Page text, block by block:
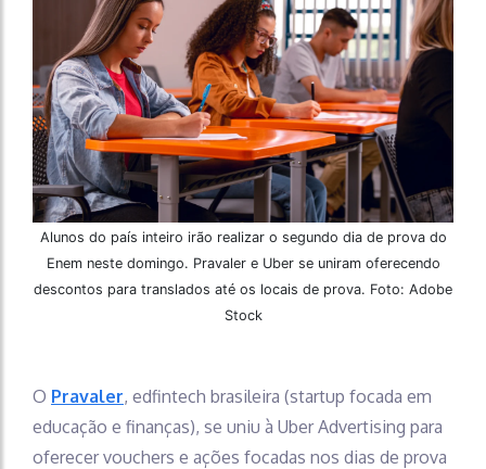
Alunos do país inteiro irão realizar o segundo dia de prova do
Enem neste domingo. Pravaler e Uber se uniram oferecendo
descontos para translados até os locais de prova. Foto: Adobe
Stock
O Pravaler, edfintech brasileira (startup focada em
educação e finanças), se uniu à Uber Advertising para
oferecer vouchers e ações focadas nos dias de prova